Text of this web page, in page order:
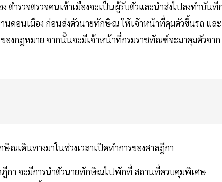
ำรวจตรวจคนเข้าเมืองจะเป็นผู้รับตัวและนำส่งไปลงทำบันทึ
นดอนเมือง ก่อนส่งตัวนายทักษิณ ให้เจ้าหน้าที่คุมตัวขึ้นรถ และ
งกฎหมาย จากนั้นจะมีเจ้าหน้าที่กรมราชทัณฑ์จะมาคุมตัวจาก
ณเดินทางมาในช่วงเวลาเปิดทำการของศาลฎีกา
ฎีกา จะมีการนำตัวนายทักษิณไปพักที่ สถานที่ควบคุมพิเศษ